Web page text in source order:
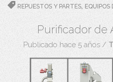
REPUESTOS Y PARTES, EQUIPOS
Purificador de
Publicado hace 5 años /